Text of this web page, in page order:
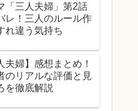
「三人夫婦」第2話
レ！三人のルール作
れ違う気持ち
夫婦】感想まとめ！
のリアルな評価と見
を徹底解説